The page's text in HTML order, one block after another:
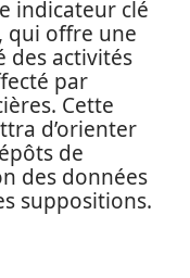
indicateur clé
qui offre une
des activités
par
Cette
d’orienter
de
des données
suppositions.